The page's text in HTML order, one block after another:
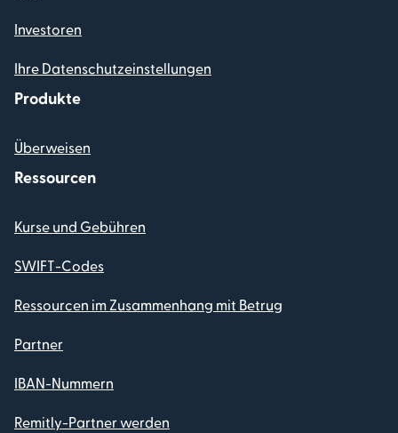
Investoren
Ihre Datenschutzeinstellungen
Produkte
Überweisen
Ressourcen
Kurse und Gebühren
SWIFT-Codes
Ressourcen im Zusammenhang mit Betrug
Partner
IBAN-Nummern
Remitly-Partner werden